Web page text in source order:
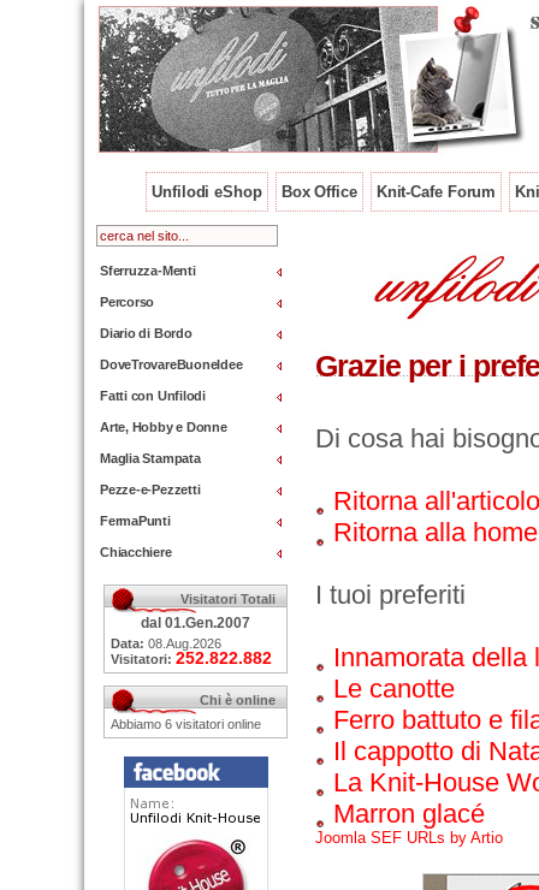
Unfilodi eShop Box Office Knit-Cafe Forum
Sferruzza-Menti
Percorso
Diario di Bordo
DoveTrovareBuoneIdee
Fatti con Unfilodi
Arte, Hobby e Donne
Maglia Stampata
Pezze-e-Pezzetti
FermaPunti
Chiacchiere
Visitatori Totali
dal 01.Gen.2007
Data: 08.Aug.2026
Visitatori: 252.822.882
Chi è online
Abbiamo 6 visitatori online
Grazie per i
Di cosa hai
Ritorna all'articolo
Ritorna alla
I tuoi preferiti
Innamorata della
Le canotte
Ferro battuto e
Il cappotto di
La Knit-House
Marron glacé
Joomla SEF URLs by Artio